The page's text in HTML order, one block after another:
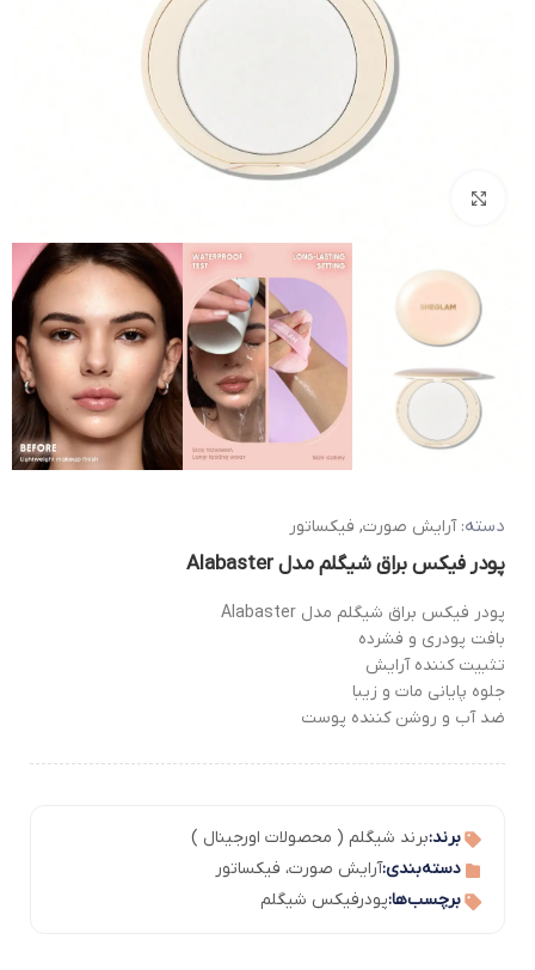
دسته: آرایش صورت, فیکساتور
پودر فیکس براق شیگلم مدل Alabaster
پودر فیکس براق شیگلم مدل Alabaster
بافت پودری و فشرده
تثبیت کننده آرایش
جلوه پایانی مات و زیبا
ضد آب و روشن کننده پوست
برند:برند شیگلم ( محصولات اورجینال )
دسته‌بندی:آرایش صورت، فیکساتور
برچسب‌ها:پودرفیکس شیگلم